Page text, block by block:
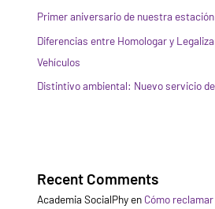
Primer aniversario de nuestra
Diferencias entre Homologar y
Vehículos
Distintivo ambiental: Nuevo servicio
Recent Comments
Academia SocialPhyen Cómo